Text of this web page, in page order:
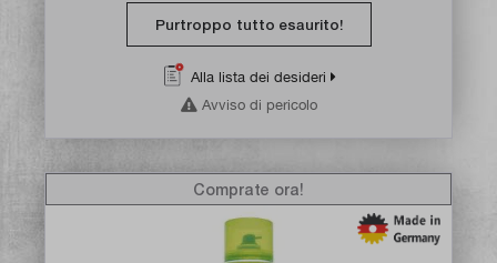
Purtroppo tutto esaurito!
Alla lista dei desideri
Avviso di pericolo
Comprate ora!